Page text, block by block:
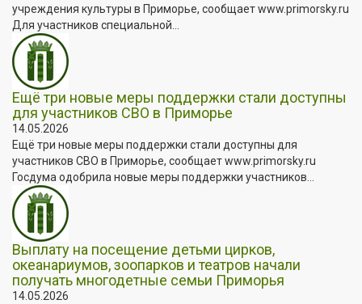
учреждения культуры в Приморье, сообщает www.primorsky.ru
Для участников специальной...
Ещё три новые меры поддержки стали доступны
для участников СВО в Приморье
14.05.2026
Ещё три новые меры поддержки стали доступны для
участников СВО в Приморье, сообщает www.primorsky.ru
Госдума одобрила новые меры поддержки участников...
Выплату на посещение детьми цирков,
океанариумов, зоопарков и театров начали
получать многодетные семьи Приморья
14.05.2026